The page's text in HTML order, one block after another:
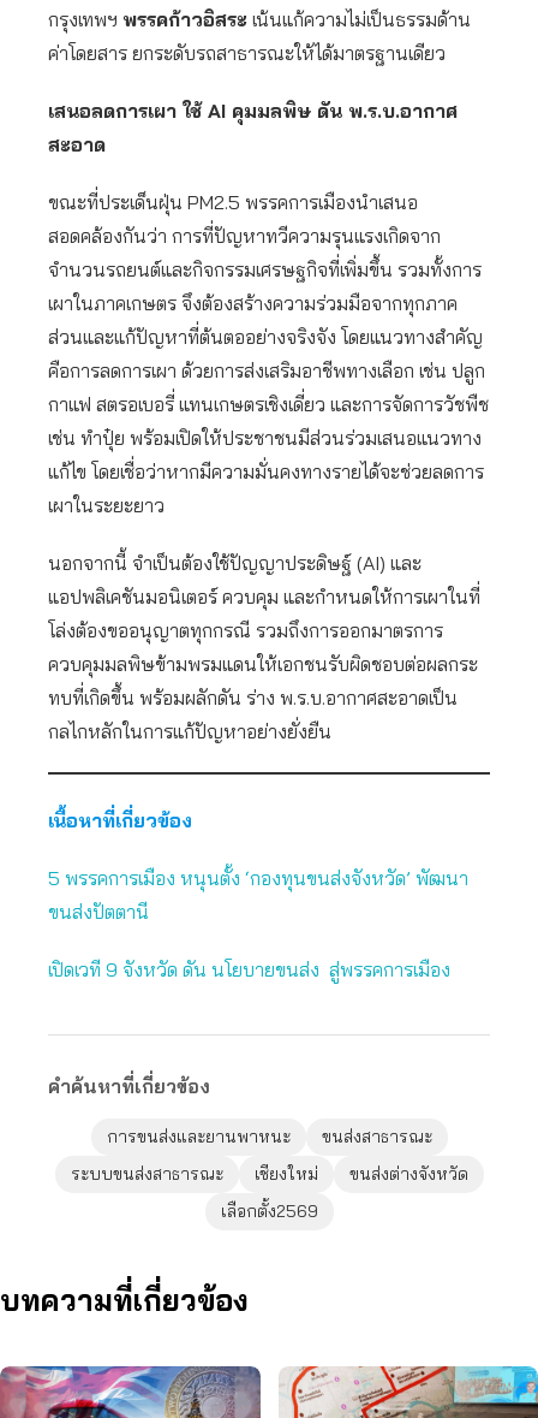
กรุงเทพฯ พรรคก้าวอิสระ เน้นแก้ความไม่เป็นธรรมด้าน
ค่าโดยสาร ยกระดับรถสาธารณะให้ได้มาตรฐานเดียว
เสนอลดการเผา ใช้ AI คุมมลพิษ ดัน พ.ร.บ.อากาศ
สะอาด
ขณะที่ประเด็นฝุ่น PM2.5 พรรคการเมืองนำเสนอ
สอดคล้องกันว่า การที่ปัญหาทวีความรุนแรงเกิดจาก
จำนวนรถยนต์และกิจกรรมเศรษฐกิจที่เพิ่มขึ้น รวมทั้งการ
เผาในภาคเกษตร จึงต้องสร้างความร่วมมือจากทุกภาค
ส่วนและแก้ปัญหาที่ต้นตออย่างจริงจัง โดยแนวทางสำคัญ
คือการลดการเผา ด้วยการส่งเสริมอาชีพทางเลือก เช่น ปลูก
กาแฟ สตรอเบอรี่ แทนเกษตรเชิงเดี่ยว และการจัดการวัชพืช
เช่น ทำปุ๋ย พร้อมเปิดให้ประชาชนมีส่วนร่วมเสนอแนวทาง
แก้ไข โดยเชื่อว่าหากมีความมั่นคงทางรายได้จะช่วยลดการ
เผาในระยะยาว
นอกจากนี้ จำเป็นต้องใช้ปัญญาประดิษฐ์ (AI) และ
แอปพลิเคชันมอนิเตอร์ ควบคุม และกำหนดให้การเผาในที่
โล่งต้องขออนุญาตทุกกรณี รวมถึงการออกมาตรการ
ควบคุมมลพิษข้ามพรมแดนให้เอกชนรับผิดชอบต่อผลกระ
ทบที่เกิดขึ้น พร้อมผลักดัน ร่าง พ.ร.บ.อากาศสะอาดเป็น
กลไกหลักในการแก้ปัญหาอย่างยั่งยืน
เนื้อหาที่เกี่ยวข้อง
5 พรรคการเมือง หนุนตั้ง ‘กองทุนขนส่งจังหวัด’ พัฒนา
ขนส่งปัตตานี
เปิดเวที 9 จังหวัด ดัน นโยบายขนส่ง สู่พรรคการเมือง
คำค้นหาที่เกี่ยวข้อง
การขนส่งและยานพาหนะ
ขนส่งสาธารณะ
ระบบขนส่งสาธารณะ
เชียงใหม่
ขนส่งต่างจังหวัด
เลือกตั้ง2569
บทความที่เกี่ยวข้อง